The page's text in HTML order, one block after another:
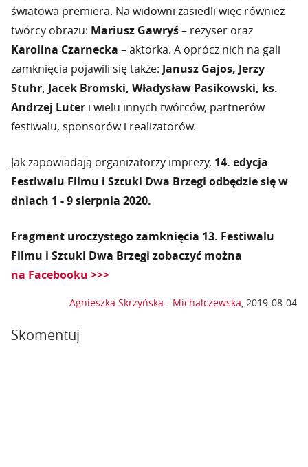
światowa premiera. Na widowni zasiedli więc również
twórcy obrazu: Mariusz Gawryś– reżyser oraz
Karolina Czarnecka – aktorka. A oprócz nich na gali
zamknięcia pojawili się także: Janusz Gajos, Jerzy
Stuhr, Jacek Bromski, Władysław Pasikowski, ks.
Andrzej Luter i wielu innych twórców, partnerów
festiwalu, sponsorów i realizatorów.
Jak zapowiadają organizatorzy imprezy, 14. edycja
Festiwalu Filmu i Sztuki Dwa Brzegi odbędzie się w
dniach 1 - 9 sierpnia 2020.
Fragment uroczystego zamknięcia 13. Festiwalu
Filmu i Sztuki Dwa Brzegi zobaczyć można
na Facebooku >>>
Agnieszka Skrzyńska - Michalczewska, 2019-08-04
Skomentuj